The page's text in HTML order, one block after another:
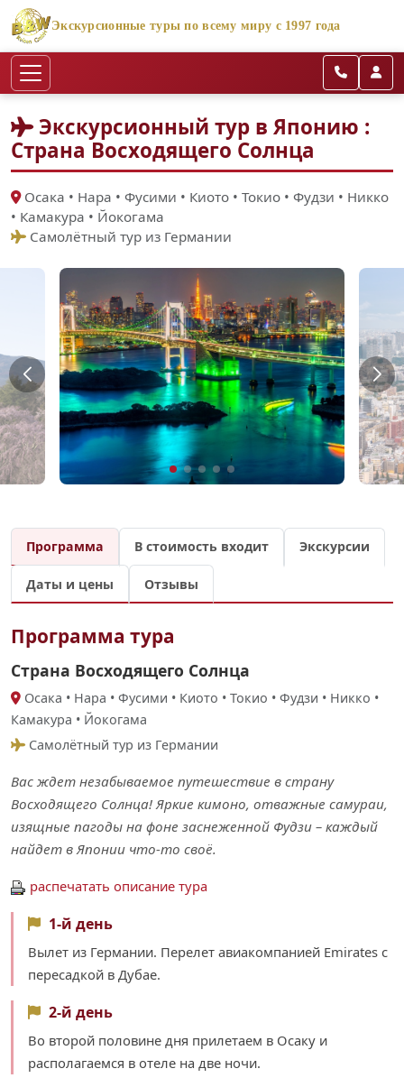
Экскурсионные туры по всему миру с 1997 года
Экскурсионный тур в Японию :
Страна Восходящего Солнца
Осака • Нара • Фусими • Киото • Токио • Фудзи • Никко
• Камакура • Йокогама
Самолётный тур из Германии
Программа В стоимость входит Экскурсии
Даты и цены Отзывы
Программа тура
Страна Восходящего Солнца
Осака • Нара • Фусими • Киото • Токио • Фудзи • Никко •
Камакура • Йокогама
Самолётный тур из Германии
Вас ждет незабываемое путешествие в страну
Восходящего Солнца! Яркие кимоно, отважные самураи,
изящные пагоды на фоне заснеженной Фудзи – каждый
найдет в Японии что-то своё.
распечатать описание тура
1-й день
Вылет из Германии. Перелет авиакомпанией Emirates с
пересадкой в Дубаe.
2-й день
Во второй половине дня прилетаем в Осаку и
располагаемся в отеле на две ночи.